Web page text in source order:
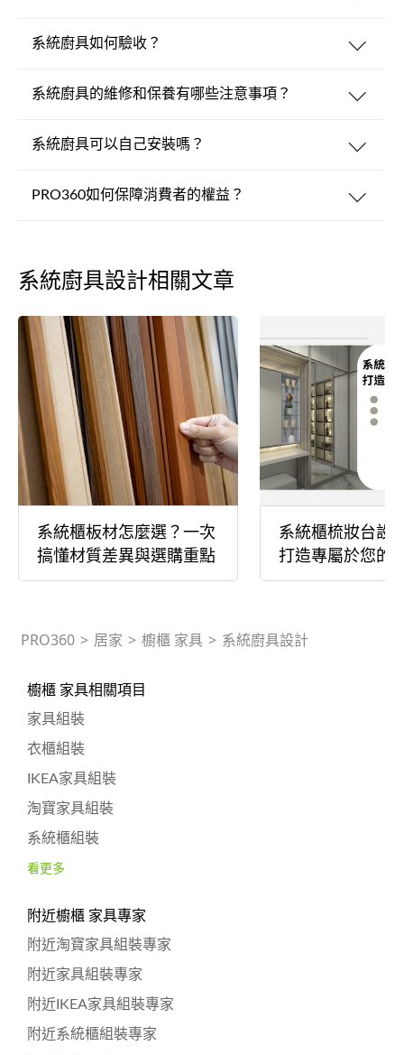
系統廚具如何驗收？
系統廚具的維修和保養有哪些注意事項？
系統廚具可以自己安裝嗎？
PRO360如何保障消費者的權益？
系統廚具設計相關文章
系統櫃板材怎麼選？一次
搞懂材質差異與選購重點
系統櫃梳妝台設
打造專屬於您的
地！
PRO360 > 居家 > 櫥櫃 家具 > 系統廚具設計
櫥櫃 家具相關項目
家具組裝
衣櫃組裝
IKEA家具組裝
淘寶家具組裝
系統櫃組裝
看更多
附近櫥櫃 家具專家
附近淘寶家具組裝專家
附近家具組裝專家
附近IKEA家具組裝專家
附近系統櫃組裝專家